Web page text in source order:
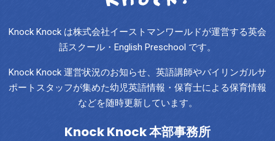
Knock Knock は株式会社イーストマンワールドが運営する英会
話スクール・English Preschool です。
Knock Knock 運営状況のお知らせ、英語講師やバイリンガルサ
ポートスタッフが集めた幼児英語情報・保育士による保育情報
などを随時更新しています。
Knock Knock 本部事務所